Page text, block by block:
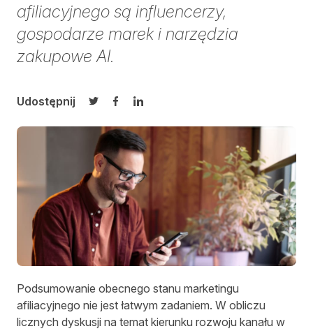
afiliacyjnego są influencerzy,
gospodarze marek i narzędzia
zakupowe AI.
Udostępnij
Udostępnij na Twitterze
Udostępnij na Facebooku
Udostępnij na LinkedIn
Podsumowanie obecnego stanu marketingu
afiliacyjnego nie jest łatwym zadaniem. W obliczu
licznych dyskusji na temat kierunku rozwoju kanału w